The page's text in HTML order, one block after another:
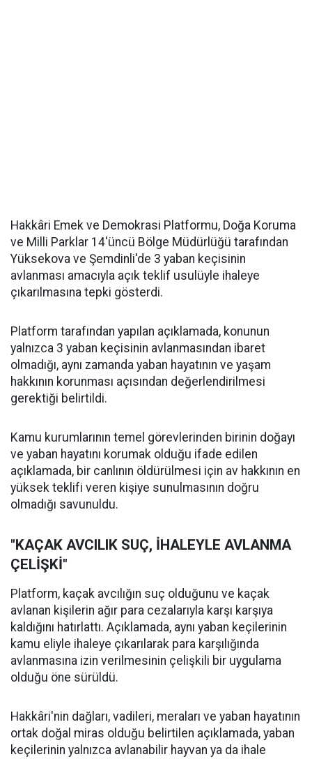
Hakkâri Emek ve Demokrasi Platformu, Doğa Koruma
ve Milli Parklar 14'üncü Bölge Müdürlüğü tarafından
Yüksekova ve Şemdinli'de 3 yaban keçisinin
avlanması amacıyla açık teklif usulüyle ihaleye
çıkarılmasına tepki gösterdi.
Platform tarafından yapılan açıklamada, konunun
yalnızca 3 yaban keçisinin avlanmasından ibaret
olmadığı, aynı zamanda yaban hayatının ve yaşam
hakkının korunması açısından değerlendirilmesi
gerektiği belirtildi.
Kamu kurumlarının temel görevlerinden birinin doğayı
ve yaban hayatını korumak olduğu ifade edilen
açıklamada, bir canlının öldürülmesi için av hakkının en
yüksek teklifi veren kişiye sunulmasının doğru
olmadığı savunuldu.
"KAÇAK AVCILIK SUÇ, İHALEYLE AVLANMA
ÇELİŞKİ"
Platform, kaçak avcılığın suç olduğunu ve kaçak
avlanan kişilerin ağır para cezalarıyla karşı karşıya
kaldığını hatırlattı. Açıklamada, aynı yaban keçilerinin
kamu eliyle ihaleye çıkarılarak para karşılığında
avlanmasına izin verilmesinin çelişkili bir uygulama
olduğu öne sürüldü.
Hakkâri'nin dağları, vadileri, meraları ve yaban hayatının
ortak doğal miras olduğu belirtilen açıklamada, yaban
keçilerinin yalnızca avlanabilir hayvan ya da ihale